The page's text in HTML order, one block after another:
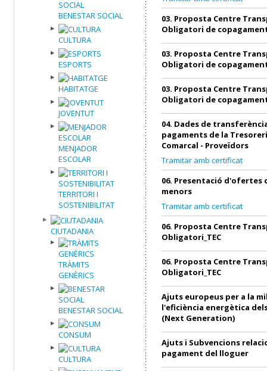
BENESTAR SOCIAL
CULTURA
ESPORTS
HABITATGE
JOVENTUT
MENJADOR
ESCOLAR
TERRITORI I
SOSTENIBILITAT
CIUTADANIA
TRÀMITS
GENÈRICS
BENESTAR SOCIAL
CONSUM
CULTURA
03. Proposta Centre
Obligatori de
03. Proposta Centre
Obligatori de
03. Proposta Centre
Obligatori de
04. Dades de
pagaments de la
Comarcal - Proveïdors
Tramitar amb certificat
06. Presentació d'ofertes
menors
Tramitar amb certificat
06. Proposta Centre
Obligatori_TEC
06. Proposta Centre
Obligatori_TEC
Ajuts europeus per a la
l'eficiència energètica
(Next Generation)
Ajuts i Subvencions
pagament del lloguer